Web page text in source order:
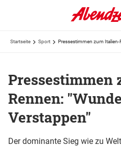
Startseite Sport Pressestimmen zum Italien-
Pressestimmen
Rennen:
Verstappen"
Der dominante Sieg wie zu